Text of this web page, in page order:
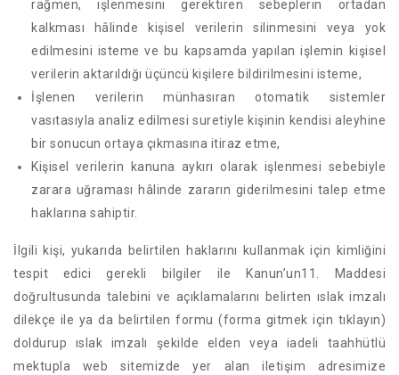
rağmen, işlenmesini gerektiren sebeplerin ortadan
kalkması hâlinde kişisel verilerin silinmesini veya yok
edilmesini isteme ve bu kapsamda yapılan işlemin kişisel
verilerin aktarıldığı üçüncü kişilere bildirilmesini isteme,
İşlenen verilerin münhasıran otomatik sistemler
vasıtasıyla analiz edilmesi suretiyle kişinin kendisi aleyhine
bir sonucun ortaya çıkmasına itiraz etme,
Kişisel verilerin kanuna aykırı olarak işlenmesi sebebiyle
zarara uğraması hâlinde zararın giderilmesini talep etme
haklarına sahiptir.
İlgili kişi, yukarıda belirtilen haklarını kullanmak için kimliğini
tespit edici gerekli bilgiler ile Kanun’un11. Maddesi
doğrultusunda talebini ve açıklamalarını belirten ıslak imzalı
dilekçe ile ya da belirtilen formu (forma gitmek için tıklayın)
doldurup ıslak imzalı şekilde elden veya iadeli taahhütlü
mektupla web sitemizde yer alan iletişim adresimize